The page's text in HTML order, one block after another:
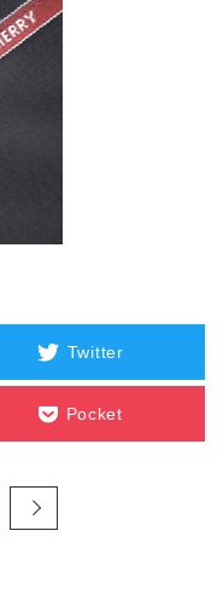
Twitter
Pocket